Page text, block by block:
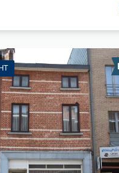
Te koop: Woning
3
65 m²
1
-